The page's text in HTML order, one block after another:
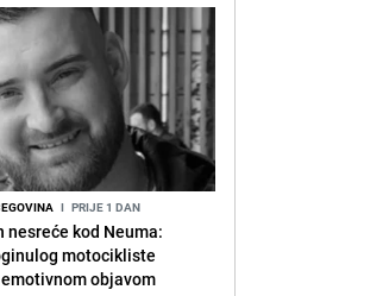
I PRIJE 1 DAN
nesreće kod Neuma:
motocikliste
objavom